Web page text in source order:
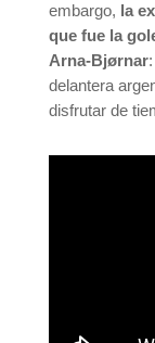
embargo, la
que fue la
Arna-Bjørnar
delantera
disfrutar de